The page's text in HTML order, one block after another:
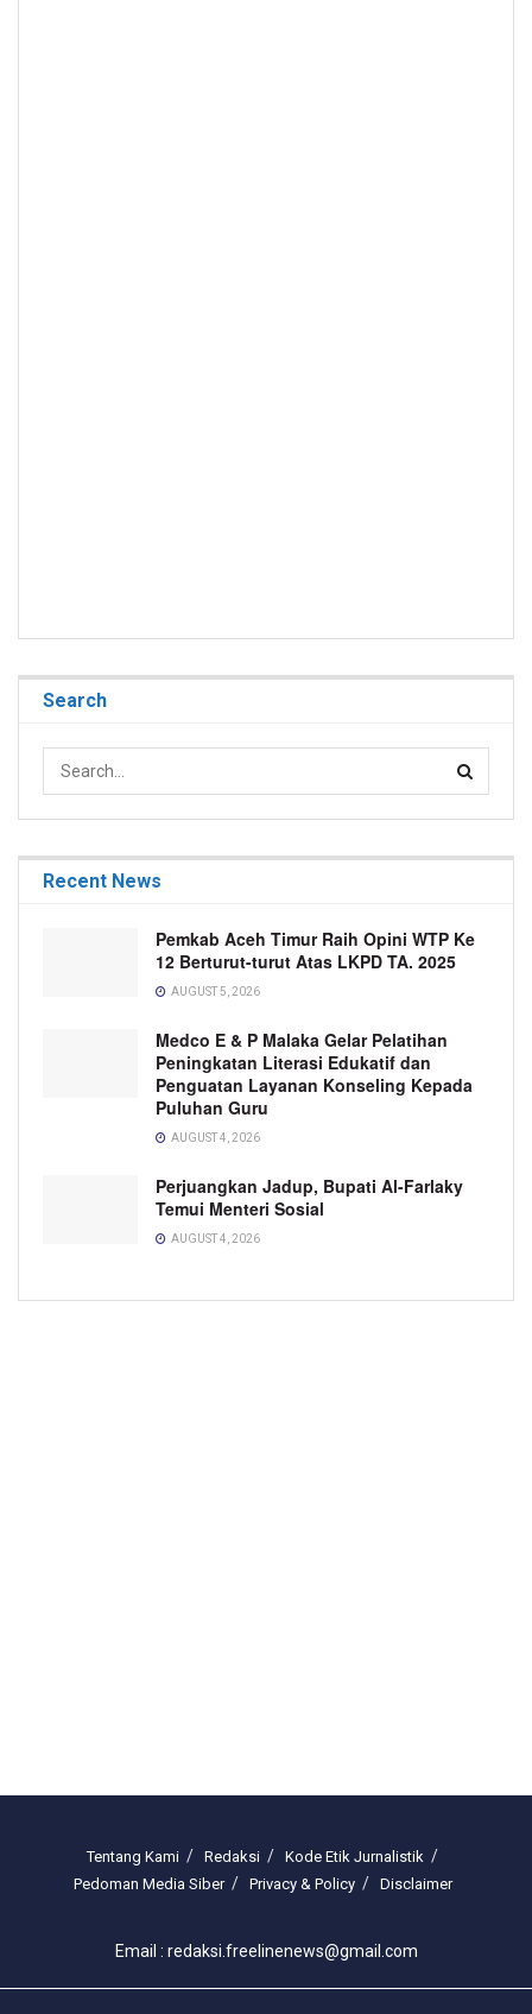
Search
Recent News
Pemkab Aceh Timur Raih Opini WTP Ke
12 Berturut-turut Atas LKPD TA. 2025
AUGUST 5, 2026
Medco E & P Malaka Gelar Pelatihan
Peningkatan Literasi Edukatif dan
Penguatan Layanan Konseling Kepada
Puluhan Guru
AUGUST 4, 2026
Perjuangkan Jadup, Bupati Al-Farlaky
Temui Menteri Sosial
AUGUST 4, 2026
Tentang Kami Redaksi
Kode Etik Jurnalistik
Pedoman Media Siber
Privacy & Policy Disclaimer
Email : redaksi.freelinenews@gmail.com